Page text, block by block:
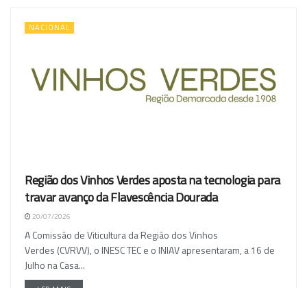
NACIONAL
Região dos Vinhos Verdes aposta na tecnologia para
travar avanço da Flavescência Dourada
20/07/2026
A Comissão de Viticultura da Região dos Vinhos
Verdes (CVRVV), o INESC TEC e o INIAV apresentaram, a 16 de
Julho na Casa...